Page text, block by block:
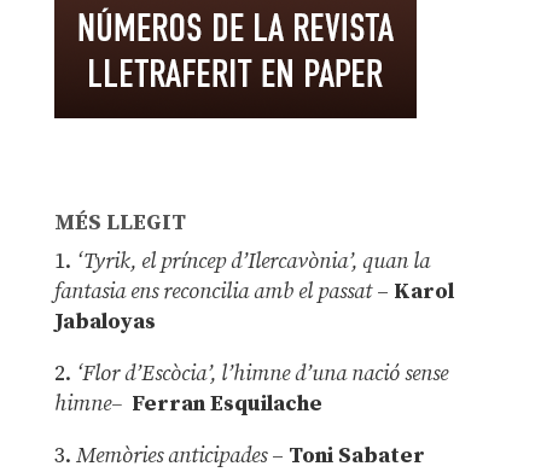
MÉS LLEGIT
1. ‘Tyrik, el príncep d’Ilercavònia’, quan la
fantasia ens reconcilia amb el passat– Karol
Jabaloyas
2. ‘Flor d’Escòcia’, l’himne d’una nació sense
himne– Ferran Esquilache
3. Memòries anticipades– Toni Sabater